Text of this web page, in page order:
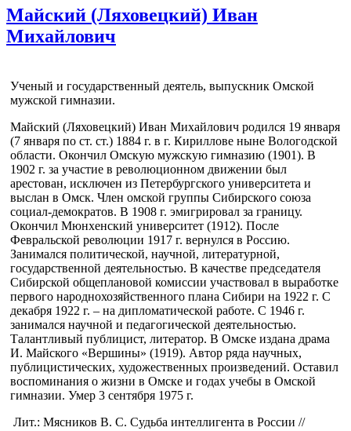
Майский (Ляховецкий) Иван
Михайлович
Ученый и государственный деятель, выпускник Омской
мужской гимназии.
Майский (Ляховецкий) Иван Михайлович родился 19 января
(7 января по ст. ст.) 1884 г. в г. Кириллове ныне Вологодской
области. Окончил Омскую мужскую гимназию (1901). В
1902 г. за участие в революционном движении был
арестован, исключен из Петербургского университета и
выслан в Омск. Член омской группы Сибирского союза
социал-демократов. В 1908 г. эмигрировал за границу.
Окончил Мюнхенский университет (1912). После
Февральской революции 1917 г. вернулся в Россию.
Занимался политической, научной, литературной,
государственной деятельностью. В качестве председателя
Сибирской общеплановой комиссии участвовал в выработке
первого народнохозяйственного плана Сибири на 1922 г. С
декабря 1922 г. – на дипломатической работе. С 1946 г.
занимался научной и педагогической деятельностью.
Талантливый публицист, литератор. В Омске издана драма
И. Майского «Вершины» (1919). Автор ряда научных,
публицистических, художественных произведений. Оставил
воспоминания о жизни в Омске и годах учебы в Омской
гимназии. Умер 3 сентября 1975 г.
Лит.: Мясников В. С. Судьба интеллигента в России //